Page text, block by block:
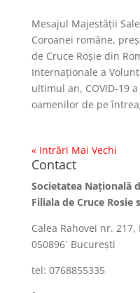
Mesajul Majestăţii
Coroanei române,
de Cruce Roşie din
Internaționale a
ultimul an, COVID-19
oamenilor de pe
« Intrări Mai Vechi
Contact
Societatea Naţională
Filiala de Cruce Rosie
Calea Rahovei nr. 217,
050896` Bucureşti
tel: 0768855335